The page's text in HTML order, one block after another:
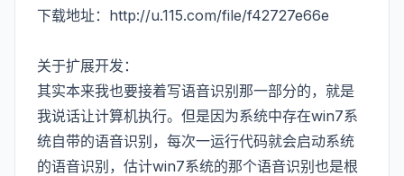
下载地址： http://u.115.com/file/f42727e66e
关于扩展开发：
其实本来我也要接着写语音识别那一部分的，就是
我说话让计算机执行。但是因为系统中存在win7系
统自带的语音识别，每次一运行代码就会启动系统
的语音识别，估计win7系统的那个语音识别也是根